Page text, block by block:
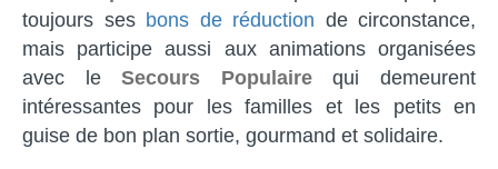
toujours ses bons de réduction de circonstance,
mais participe aussi aux animations organisées
avec leSecours Populairequi demeurent
intéressantes pour les familles et les petits en
guise de bon plan sortie, gourmand et solidaire.